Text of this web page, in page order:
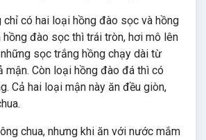
chỉ có hai loại hồng đào sọc và hồng
đào sọc thì trái tròn, hơi mô lên
sọc trắng hồng chạy dài từ
mận. Còn loại hồng đào đá thì có
Cả hai loại mận này ăn đều giòn,
chua, nhưng khi ăn với nước mắm